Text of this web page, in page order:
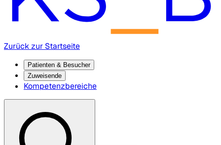
Zurück zur Startseite
Patienten & Besucher
Zuweisende
Kompetenzbereiche